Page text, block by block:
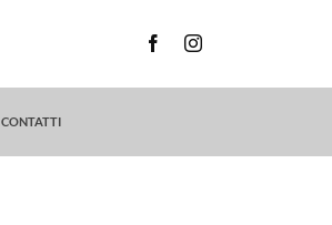
CONTATTI